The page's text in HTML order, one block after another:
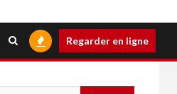
Regarder en ligne